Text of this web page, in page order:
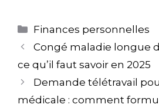
Catégories
Finances personnelles
Congé maladie longue
ce qu’il faut savoir en 2025
Demande télétravail
médicale : comment